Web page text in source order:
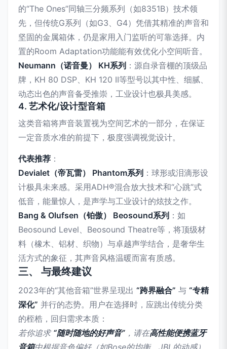
的“The Ones”同轴三分频系列（如8351B）技术领
先，但传统G系列（如G3、G4）凭借其精准的声音和
坚固的金属箱体，仍是家用入门监听的可靠选择。内
置的Room Adaptation功能能有效优化小空间听音。
Neumann（诺音曼） KH系列 ：源自录音棚的顶级品
牌，KH 80 DSP、KH 120 II等型号以其中性、细腻、
动态出色的声音备受推崇，工业设计也极具美感。
4. 艺术化/设计型音箱
这类音箱将声音装置视为空间艺术的一部分，在保证
一定音质水准的前提下，极度强调视觉设计。
代表推荐 ：
Devialet（帝瓦雷） Phantom系列 ：球形或泪滴形设
计极具未来感。采用ADH®混合放大技术和“心跳”式
低音，能量惊人，是声学与工业设计的炫技之作。
Bang & Olufsen（铂傲） Beosound系列 ：如
Beosound Level、Beosound Theatre等，将顶级材
料（橡木、铝材、织物）与卓越声学结合，是奢华生
活方式的象征，其声音风格温暖而富有质感。
三、 与最终建议
2023年的“其他音箱”世界呈现出 “跨界融合” 与 “专精
深化” 并行的态势。用户在选择时，应跳出传统分类
的桎梏，回归需求本质：
若你追求 “随时随地的好声音” ，请在高性能便携蓝牙
音箱中根据音色偏好（如Bose的均衡、JBL的动感）